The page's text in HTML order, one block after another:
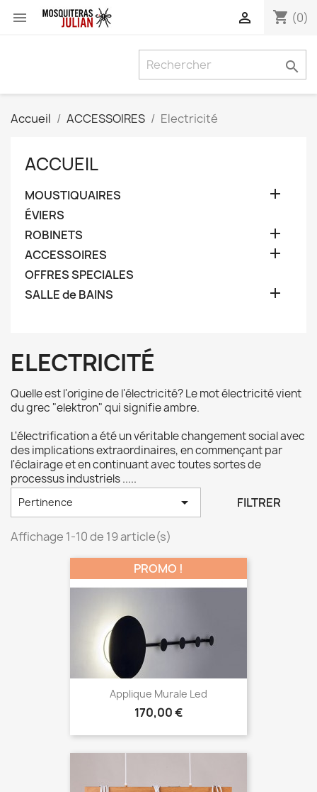
 shopping_cart (0)


Accueil ACCESSOIRES Electricité
ACCUEIL
MOUSTIQUAIRES 
ÉVIERS
ROBINETS

ACCESSOIRES 
OFFRES SPECIALES
SALLE de BAINS

ELECTRICITÉ
Quelle est l'origine de l'électricité? Le mot électricité vient
du grec "elektron" qui signifie ambre.
L'électrification a été un véritable changement social avec
des implications extraordinaires, en commençant par
l'éclairage et en continuant avec toutes sortes de
processus industriels .....
Pertinence  FILTRER
Affichage 1-10 de 19 article(s)
Applique Murale Led
Prix
170,00 €
PROMO !